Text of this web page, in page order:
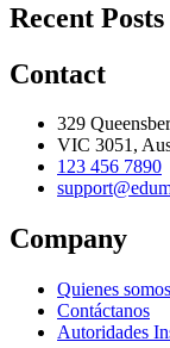
Recent Posts
Contact
329
VIC 3051,
123 456 7890
Company
Quienes
Contáctanos
Autoridades